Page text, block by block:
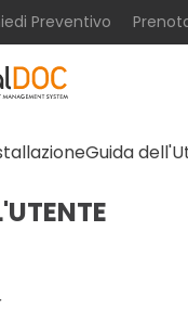
Preventivo
Guida